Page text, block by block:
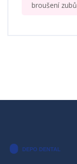
broušení zubů